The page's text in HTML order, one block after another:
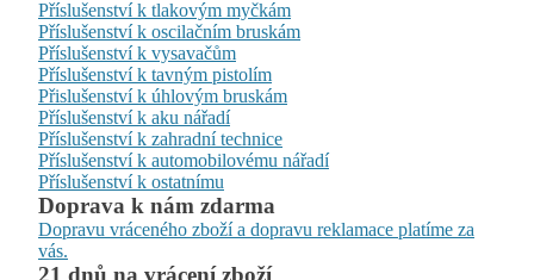
Příslušenství k tlakovým myčkám
Příslušenství k oscilačním bruskám
Příslušenství k vysavačům
Příslušenství k tavným pistolím
Přislušenství k úhlovým bruskám
Příslušenství k aku nářadí
Příslušenství k zahradní technice
Příslušenství k automobilovému nářadí
Příslušenství k ostatnímu
Doprava k nám zdarma
Dopravu vráceného zboží a dopravu reklamace platíme za
vás.
21 dnů na vrácení zboží